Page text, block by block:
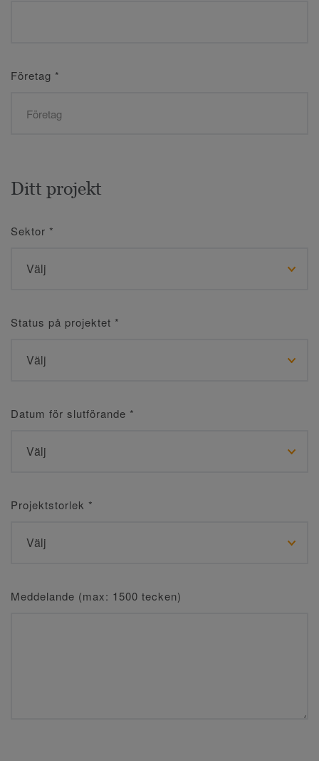
Företag *
Ditt projekt
Sektor *
Status på projektet *
Datum för slutförande *
Projektstorlek *
Meddelande (max: 1500 tecken)